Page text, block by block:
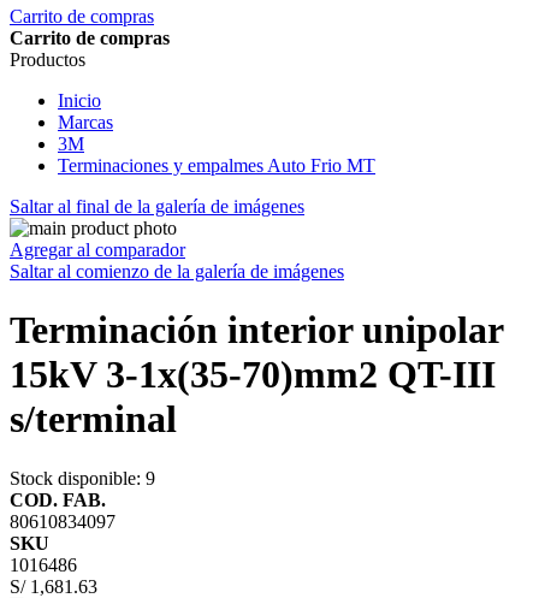
Carrito de compras
Carrito de compras
Productos
Inicio
Marcas
3M
Terminaciones y empalmes Auto Frio MT
Saltar al final de la galería de imágenes
Agregar al comparador
Saltar al comienzo de la galería de imágenes
Terminación interior unipolar
15kV 3-1x(35-70)mm2 QT-III
s/terminal
Stock disponible: 9
COD. FAB.
80610834097
SKU
1016486
S/ 1,681.63